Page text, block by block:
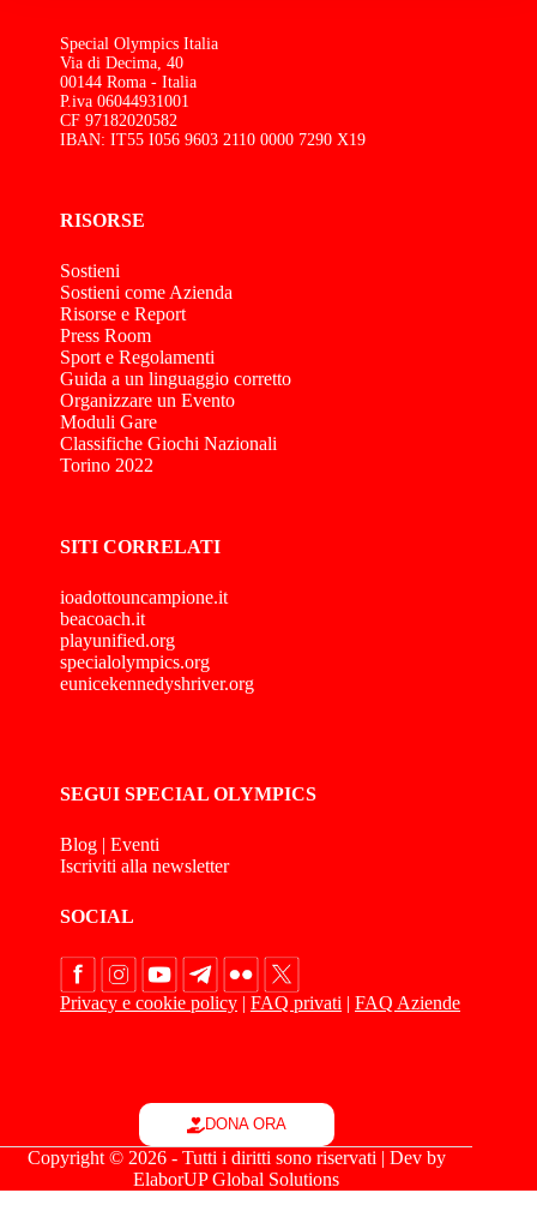
Special Olympics Italia
Via di Decima, 40
00144 Roma - Italia
P.iva 06044931001
CF 97182020582
IBAN: IT55 I056 9603 2110 0000 7290 X19
RISORSE
Sostieni
Sostieni come Azienda
Risorse e Report
Press Room
Sport e Regolamenti
Guida a un linguaggio corretto
Organizzare un Evento
Moduli Gare
Classifiche Giochi Nazionali
Torino 2022
SITI CORRELATI
ioadottouncampione.it
beacoach.it
playunified.org
specialolympics.org
eunicekennedyshriver.org
SEGUI SPECIAL OLYMPICS
Blog | Eventi
Iscriviti alla newsletter
SOCIAL
Privacy e cookie policy | FAQ privati | FAQ Aziende
DONA ORA
Copyright © 2026 - Tutti i diritti sono riservati | Dev by
ElaborUP Global Solutions